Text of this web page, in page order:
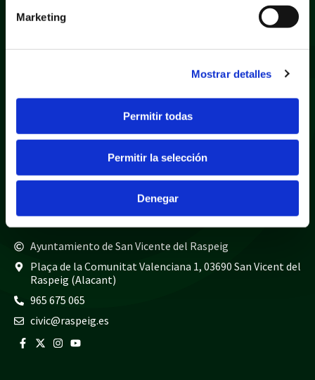
Marketing
Mostrar detalles
Permitir todas
Permitir la selección
Denegar
Mapa web
Teléfonos de interés
Guardia civil
965 675 814
Ayuntamiento de San Vicente del Raspeig
Plaça de la Comunitat Valenciana 1, 03690 San Vicent del
Raspeig (Alacant)
965 675 065
civic@raspeig.es